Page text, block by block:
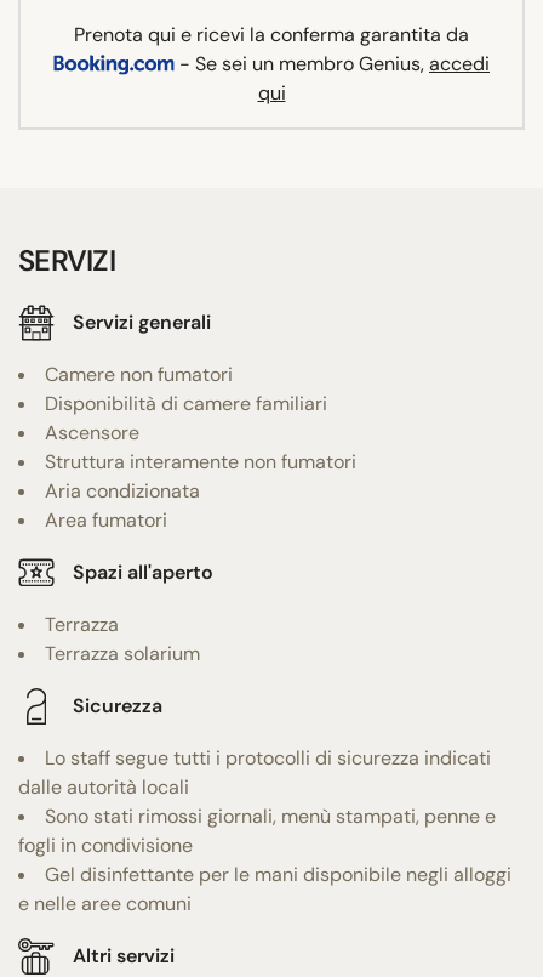
Prenota qui e ricevi la conferma garantita da
- Se sei un membro Genius,accedi
qui
SERVIZI
Servizi generali
Camere non fumatori
Disponibilità di camere familiari
Ascensore
Struttura interamente non fumatori
Aria condizionata
Area fumatori
Spazi all'aperto
Terrazza
Terrazza solarium
Sicurezza
Lo staff segue tutti i protocolli di sicurezza indicati
dalle autorità locali
Sono stati rimossi giornali, menù stampati, penne e
fogli in condivisione
Gel disinfettante per le mani disponibile negli alloggi
e nelle aree comuni
Altri servizi